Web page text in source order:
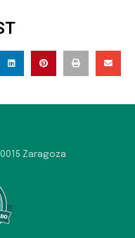
Zaragoza